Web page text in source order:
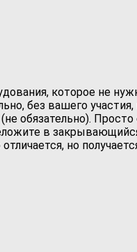
которое не
без вашего
обязательно).
в
но